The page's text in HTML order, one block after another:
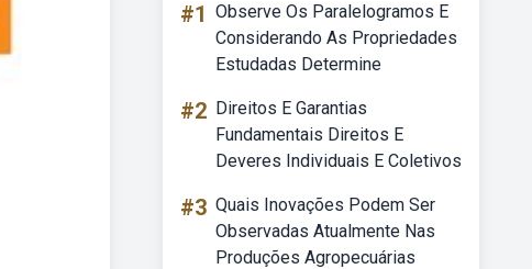
#1 Observe Os Paralelogramos E
Considerando As Propriedades
Estudadas Determine
#2 Direitos E Garantias
Fundamentais Direitos E
Deveres Individuais E Coletivos
#3 Quais Inovações Podem Ser
Observadas Atualmente Nas
Produções Agropecuárias